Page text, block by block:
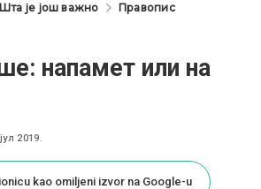
Шта је још важно Правопис
напамет или на
2019.
kao omiljeni izvor na Google-u